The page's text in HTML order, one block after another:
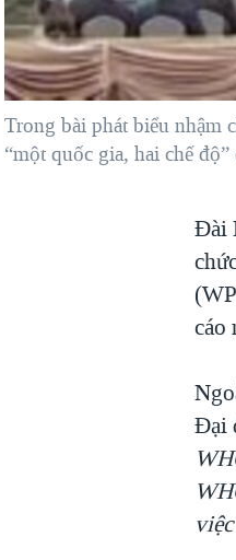
LÀN SÓNG
TIẾNG VỌNG
Trong bài phát biểu nhậm
“một quốc gia, hai chế
Đài
cáo
Đại